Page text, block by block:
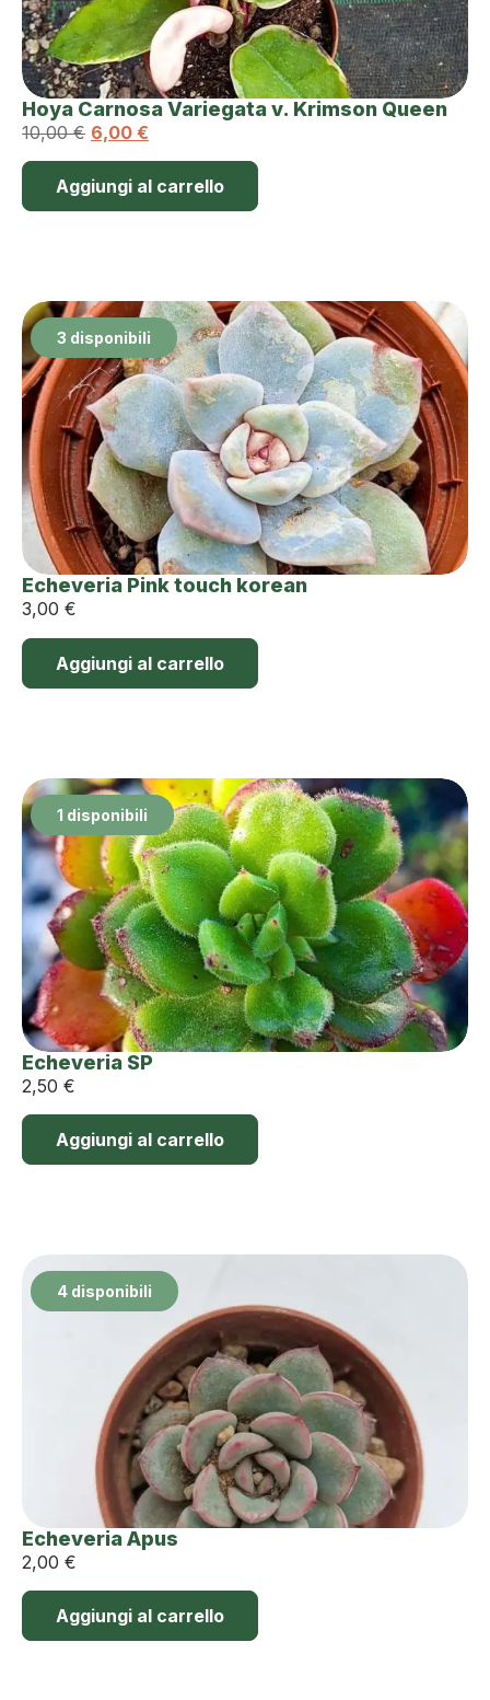
Hoya Carnosa Variegata v. Krimson Queen
10,00€ 6,00 €
Aggiungi al carrello
3 disponibili
Echeveria Pink touch korean
3,00 €
Aggiungi al carrello
1 disponibili
Echeveria SP
2,50 €
Aggiungi al carrello
4 disponibili
Echeveria Apus
2,00 €
Aggiungi al carrello